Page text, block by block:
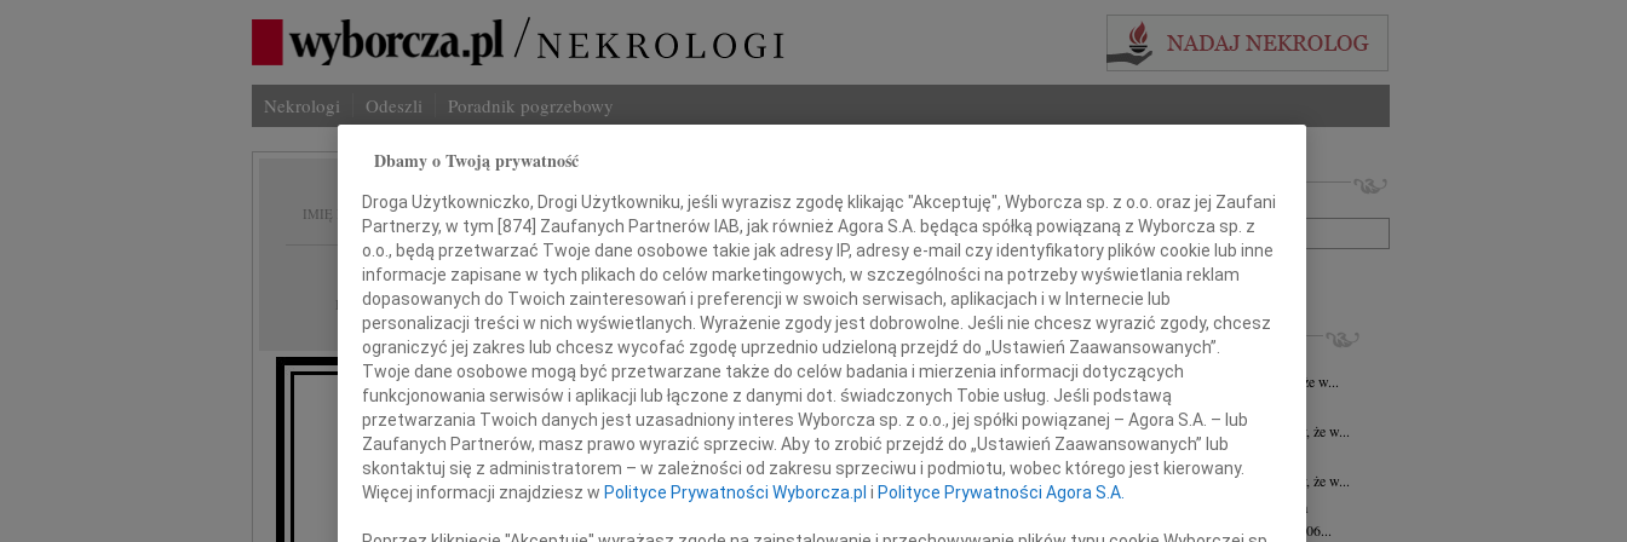
Nekrologi Odeszli Poradnik pogrzebowy
IMIĘ I NAZWISKO: Janka-Janina Bejm-Cyganik
REGION: Opole
DATA EMISJI: 14.11.2017
W dniu 10 listopada 2017 roku odeszła, po ciężkiej chorobie,
kochana Żona, Mama, Babcia, Siostra, Przyjaciółka i Powierniczka,
Imię i nazwisko lub numer ogłoszenia:
+ szukanie zaawansowane
INNE NEKROLOGI
Krystyna Jena 30.04.2026Opole
Z głębokim żalem i smutkiem informujemy, że w...
Izabela Kuc 16.02.2026
Z głębokim żalem i smutkiem zawiadamiamy, że w...
Izabela Kuc
13.02.2026
Z głębokim żalem i smutkiem zawiadamiamy, że w...
Gabriela Chwalińska
cała Polska
Z głębokim żalem zawiadamiamy, że w dniu 06...
Dbamy o Twoją prywatność
Droga Użytkowniczko, Drogi Użytkowniku, jeśli wyrazisz zgodę klikając "Akceptuję", Wyborcza sp. z o.o. oraz jej Zaufani
Partnerzy, w tym [874] Zaufanych Partnerów IAB, jak również Agora S.A. będąca spółką powiązaną z Wyborcza sp. z
o.o., będą przetwarzać Twoje dane osobowe takie jak adresy IP, adresy e-mail czy identyfikatory plików cookie lub inne
informacje zapisane w tych plikach do celów marketingowych, w szczególności na potrzeby wyświetlania reklam
dopasowanych do Twoich zainteresowań i preferencji w swoich serwisach, aplikacjach i w Internecie lub
personalizacji treści w nich wyświetlanych. Wyrażenie zgody jest dobrowolne. Jeśli nie chcesz wyrazić zgody, chcesz
ograniczyć jej zakres lub chcesz wycofać zgodę uprzednio udzieloną przejdź do „Ustawień Zaawansowanych”.
Twoje dane osobowe mogą być przetwarzane także do celów badania i mierzenia informacji dotyczących
funkcjonowania serwisów i aplikacji lub łączone z danymi dot. świadczonych Tobie usług. Jeśli podstawą
przetwarzania Twoich danych jest uzasadniony interes Wyborcza sp. z o.o., jej spółki powiązanej – Agora S.A. – lub
Zaufanych Partnerów, masz prawo wyrazić sprzeciw. Aby to zrobić przejdź do „Ustawień Zaawansowanych” lub
skontaktuj się z administratorem – w zależności od zakresu sprzeciwu i podmiotu, wobec którego jest kierowany.
Więcej informacji znajdziesz w Polityce Prywatności Wyborcza.pl i Polityce Prywatności Agora S.A.